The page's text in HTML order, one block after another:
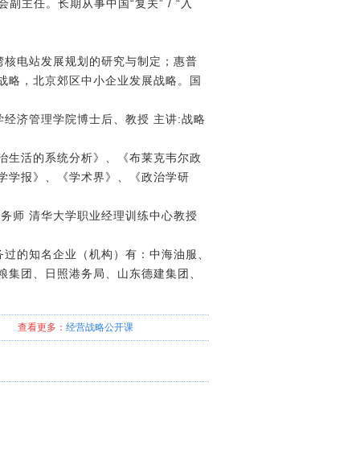
主任。长期从事中国“复关” / “入
电站发展规划的研究与制定；惠普
略，北京郊区中小企业发展战略。国
济管理学院博士后、教授 主讲:战略
生活的系统分析》、《布莱克韦尔政
学报》、《学术界》、《政治学研
师 清华大学职业经理训练中心教授
的知名企业（机构）有：中海油服、
团、日照港务局、山东德建集团、
查看更多： 经营战略公开课